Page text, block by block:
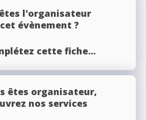
l'organisateur
évènement ?
cette fiche...
êtes organisateur,
nos services